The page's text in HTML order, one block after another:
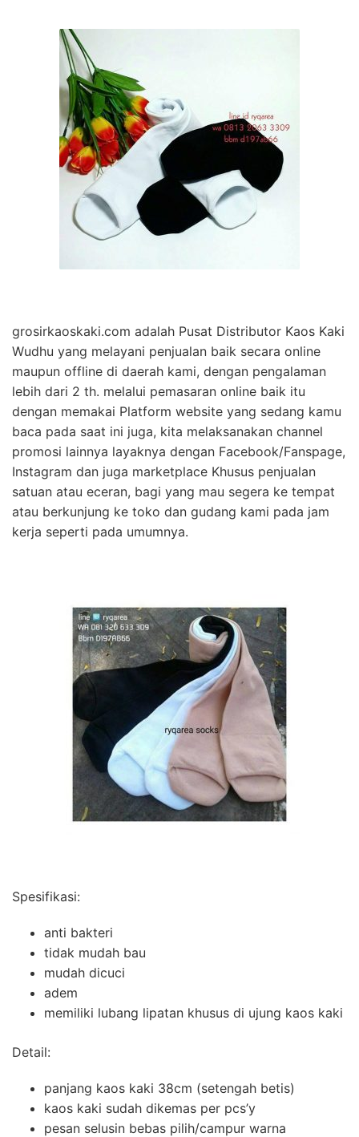
grosirkaoskaki.com adalah Pusat Distributor Kaos Kaki
Wudhu yang melayani penjualan baik secara online
maupun offline di daerah kami, dengan pengalaman
lebih dari 2 th. melalui pemasaran online baik itu
dengan memakai Platform website yang sedang kamu
baca pada saat ini juga, kita melaksanakan channel
promosi lainnya layaknya dengan Facebook/Fanspage,
Instagram dan juga marketplace Khusus penjualan
satuan atau eceran, bagi yang mau segera ke tempat
atau berkunjung ke toko dan gudang kami pada jam
kerja seperti pada umumnya.
Spesifikasi:
anti bakteri
tidak mudah bau
mudah dicuci
adem
memiliki lubang lipatan khusus di ujung kaos kaki
Detail:
panjang kaos kaki 38cm (setengah betis)
kaos kaki sudah dikemas per pcs’y
pesan selusin bebas pilih/campur warna